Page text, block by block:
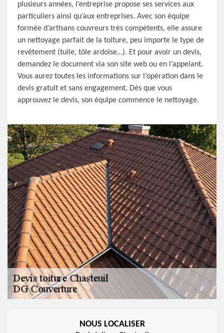
plusieurs années, l’entreprise propose ses services aux
particuliers ainsi qu’aux entreprises. Avec son équipe
formée d’artisans couvreurs très compétents, elle assure
un nettoyage parfait de la toiture, peu importe le type de
revêtement (tuile, tôle ardoise…). Et pour avoir un devis,
demandez le document via son site web ou en l’appelant.
Vous aurez toutes les informations sur l’opération dans le
devis gratuit et sans engagement. Dès que vous
approuvez le devis, son équipe commence le nettoyage.
NOUS LOCALISER